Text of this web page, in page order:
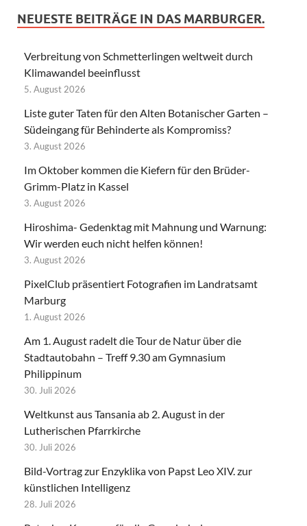
NEUESTE BEITRÄGE IN DAS MARBURGER.
Verbreitung von Schmetterlingen weltweit durch
Klimawandel beeinflusst
5. August 2026
Liste guter Taten für den Alten Botanischer Garten –
Südeingang für Behinderte als Kompromiss?
3. August 2026
Im Oktober kommen die Kiefern für den Brüder-
Grimm-Platz in Kassel
3. August 2026
Hiroshima- Gedenktag mit Mahnung und Warnung:
Wir werden euch nicht helfen können!
3. August 2026
PixelClub präsentiert Fotografien im Landratsamt
Marburg
1. August 2026
Am 1. August radelt die Tour de Natur über die
Stadtautobahn – Treff 9.30 am Gymnasium
Philippinum
30. Juli 2026
Weltkunst aus Tansania ab 2. August in der
Lutherischen Pfarrkirche
30. Juli 2026
Bild-Vortrag zur Enzyklika von Papst Leo XIV. zur
künstlichen Intelligenz
28. Juli 2026